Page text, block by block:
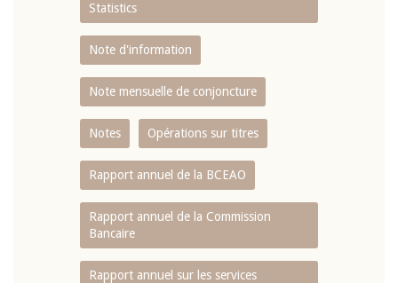
Statistics
Note d'information
Note mensuelle de conjoncture
Notes Opérations sur titres
Rapport annuel de la BCEAO
Rapport annuel de la Commission
Bancaire
Rapport annuel sur les services